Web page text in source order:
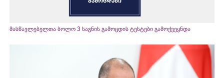
მასწავლებელთა ბოლო 3 საგნის გამოცდის ტესტები გამოქვეყნდა